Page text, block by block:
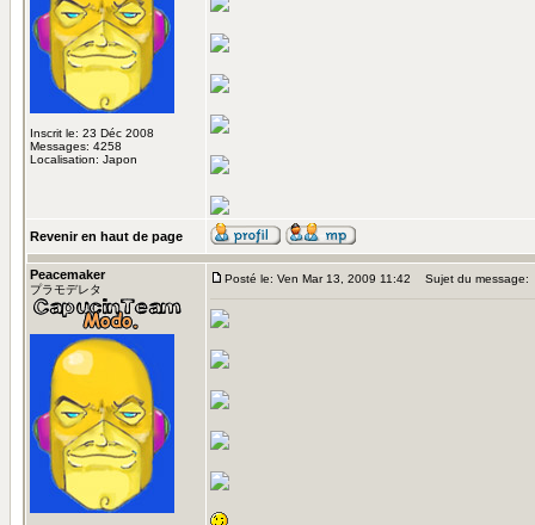
Inscrit le: 23 Déc 2008
Messages: 4258
Localisation: Japon
Revenir en haut de page
Peacemaker
プラモデレタ
Posté le: Ven Mar 13, 2009 11:42 Sujet du message: